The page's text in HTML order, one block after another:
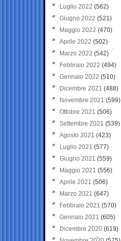
Luglio 2022 (562)
Giugno 2022 (521)
Maggio 2022 (470)
Aprile 2022 (502)
Marzo 2022 (542)
Febbraio 2022 (494)
Gennaio 2022 (510)
Dicembre 2021 (488)
Novembre 2021 (599)
Ottobre 2021 (506)
Settembre 2021 (539)
Agosto 2021 (423)
Luglio 2021 (577)
Giugno 2021(559)
Maggio 2021 (556)
Aprile 2021 (506)
Marzo 2021 (647)
Febbraio 2021 (570)
Gennaio 2021 (605)
Dicembre 2020 (619)